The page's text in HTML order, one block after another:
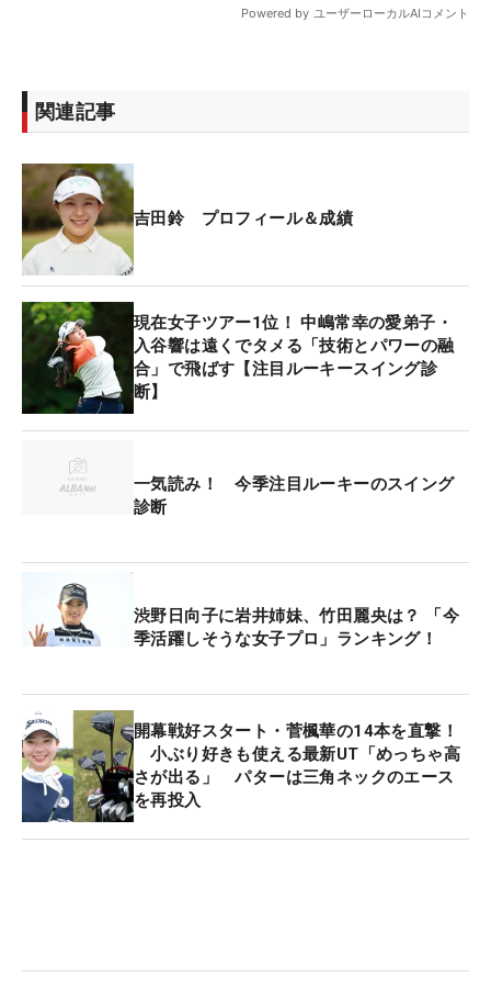
関連記事
吉田鈴 プロフィール＆成績
現在女子ツアー1位！ 中嶋常幸の愛弟子・
入谷響は遠くでタメる「技術とパワーの融
合」で飛ばす【注目ルーキースイング診
断】
一気読み！ 今季注目ルーキーのスイング
診断
渋野日向子に岩井姉妹、竹田麗央は？ 「今
季活躍しそうな女子プロ」ランキング！
開幕戦好スタート・菅楓華の14本を直撃！
小ぶり好きも使える最新UT「めっちゃ高
さが出る」 パターは三角ネックのエース
を再投入